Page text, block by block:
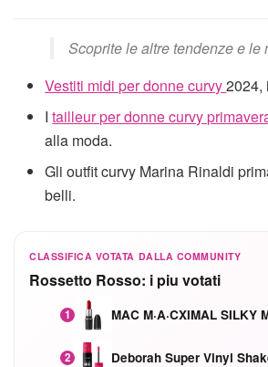
Scoprite le altre tendenze e le
Vestiti midi per donne curvy2024,
Itailleur per donne curvy
alla moda.
Gli outfit curvy Marina Rinaldi
belli.
CLASSIFICA VOTATA DALLA COMMUNITY
Rossetto Rosso: i piu votati
1
2 Deborah Super Vinyl